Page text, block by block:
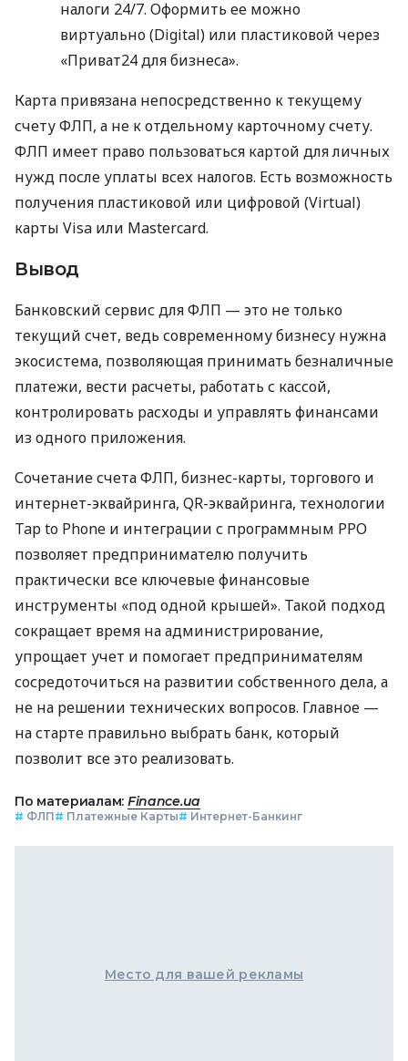
налоги 24/7. Оформить ее можно
виртуально (Digital) или пластиковой через
«Приват24 для бизнеса».
Карта привязана непосредственно к текущему
счету ФЛП, а не к отдельному карточному счету.
ФЛП имеет право пользоваться картой для личных
нужд после уплаты всех налогов. Есть возможность
получения пластиковой или цифровой (Virtual)
карты Visa или Mastercard.
Вывод
Банковский сервис для ФЛП — это не только
текущий счет, ведь современному бизнесу нужна
экосистема, позволяющая принимать безналичные
платежи, вести расчеты, работать с кассой,
контролировать расходы и управлять финансами
из одного приложения.
Сочетание счета ФЛП, бизнес-карты, торгового и
интернет-эквайринга, QR-эквайринга, технологии
Tap to Phone и интеграции с программным РРО
позволяет предпринимателю получить
практически все ключевые финансовые
инструменты «под одной крышей». Такой подход
сокращает время на администрирование,
упрощает учет и помогает предпринимателям
сосредоточиться на развитии собственного дела, а
не на решении технических вопросов. Главное —
на старте правильно выбрать банк, который
позволит все это реализовать.
По материалам: Finance.ua
# ФЛП# Платежные Карты# Интернет-Банкинг
Место для вашей рекламы